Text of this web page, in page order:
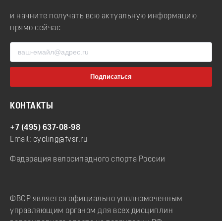
и начните получать всю актуальную информацию
прямо сейчас
КОНТАКТЫ
+7 (495) 637-08-98
Email: cycling@fvsr.ru
Федерация велосипедного спорта России
ФВСР является официально уполномоченным
управляющим органом для всех дисциплин